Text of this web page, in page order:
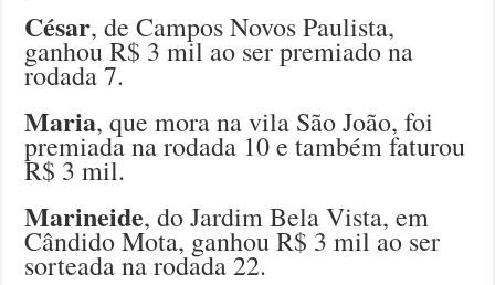
César, de Campos Novos Paulista,
ganhou R$ 3 mil ao ser premiado na
rodada 7.
Maria, que mora na vila São João, foi
premiada na rodada 10 e também faturou
R$ 3 mil.
Marineide, do Jardim Bela Vista, em
Cândido Mota, ganhou R$ 3 mil ao ser
sorteada na rodada 22.